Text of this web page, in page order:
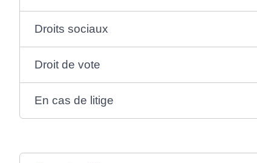
Droits sociaux
Droit de vote
En cas de litige